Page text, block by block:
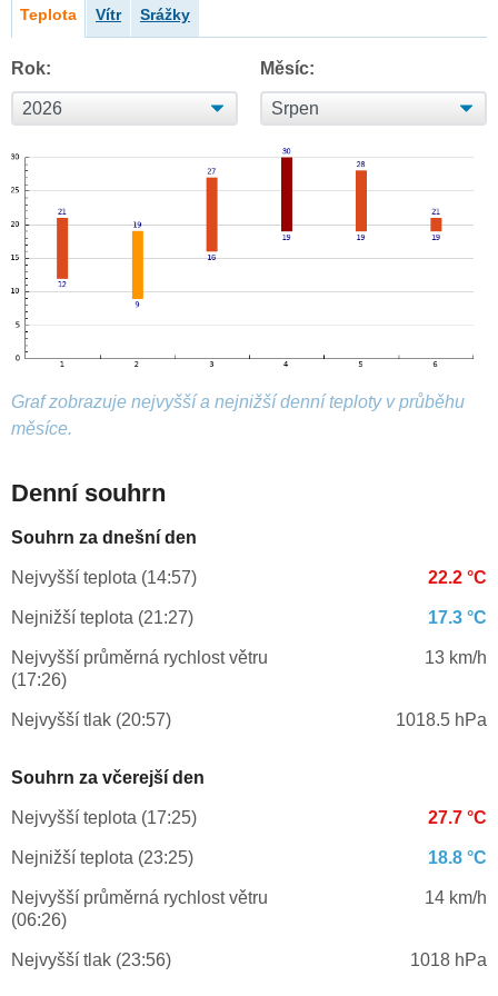
Teplota Vítr Srážky
Rok: Měsíc:
Graf zobrazuje nejvyšší a nejnižší denní teploty v průběhu
měsíce.
Denní souhrn
Souhrn za dnešní den
Nejvyšší teplota (14:57) 22.2 °C
Nejnižší teplota (21:27) 17.3 °C
Nejvyšší průměrná rychlost větru
(17:26)
13 km/h
Nejvyšší tlak (20:57) 1018.5 hPa
Souhrn za včerejší den
Nejvyšší teplota (17:25) 27.7 °C
Nejnižší teplota (23:25) 18.8 °C
Nejvyšší průměrná rychlost větru
(06:26)
14 km/h
Nejvyšší tlak (23:56) 1018 hPa